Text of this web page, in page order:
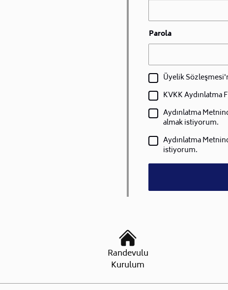
Parola
Üyelik
KVKK
Aydınlatma
almak istiyorum.
Aydınlatma
istiyorum.
Randevulu
Kurulum